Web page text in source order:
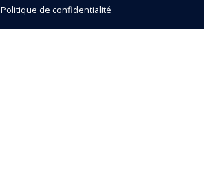
Politique de confidentialité